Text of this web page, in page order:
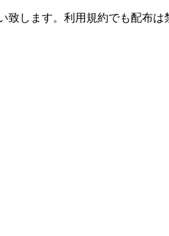
します。利用規約でも配布は